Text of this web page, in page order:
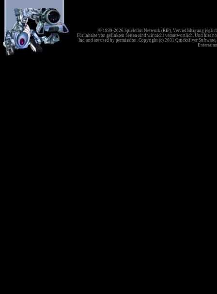
© 1999-2026 Spieleflut Network (RIP), Vervielfältigung
Für Inhalte von gelinkten Seiten sind wir nicht verantwortlich. Und hier
Inc. and are used by permission. Copyright (c) 2001 Quicksilver